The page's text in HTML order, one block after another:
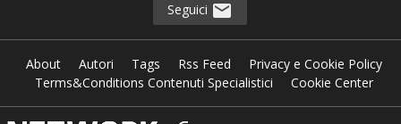
Seguici
About Autori Tags Rss Feed
Privacy e Cookie Policy
Terms&Conditions Contenuti Specialistici
Cookie Center